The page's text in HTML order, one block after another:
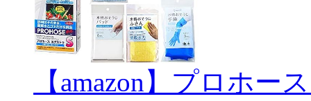
【amazon】プロホー